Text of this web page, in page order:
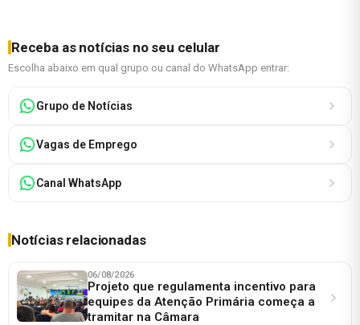
Receba as notícias no seu celular
Escolha abaixo em qual grupo ou canal do WhatsApp entrar:
Grupo de Notícias
Vagas de Emprego
Canal WhatsApp
Notícias relacionadas
06/08/2026
Projeto que regulamenta incentivo para
equipes da Atenção Primária começa a
tramitar na Câmara